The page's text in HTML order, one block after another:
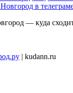
в
— куда
| kudann.ru